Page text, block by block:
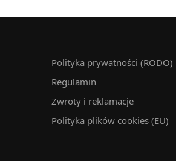
Polityka prywatności (RODO)
Regulamin
Zwroty i reklamacje
Polityka plików cookies (EU)